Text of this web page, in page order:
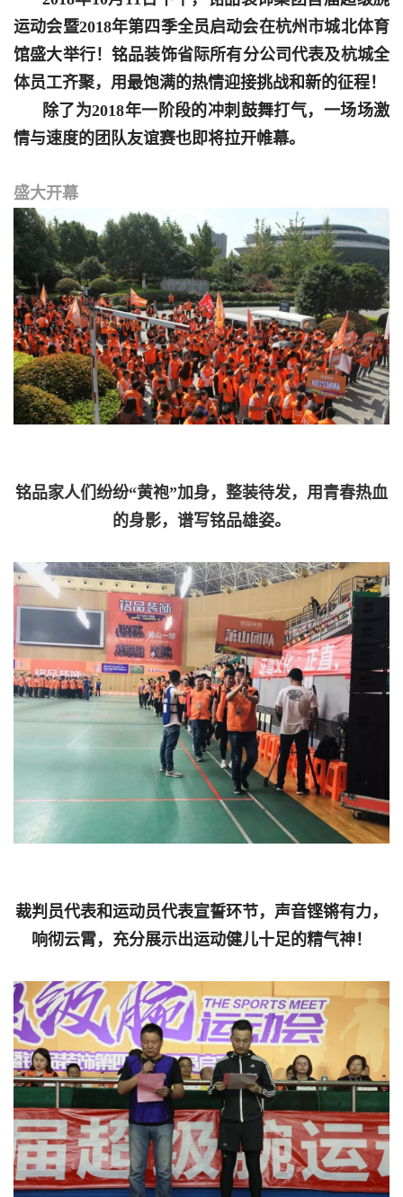
运动会暨2018年第四季全员启动会在杭州市城北体育
馆盛大举行！铭品装饰省际所有分公司代表及杭城全
体员工齐聚，用最饱满的热情迎接挑战和新的征程！
除了为2018年一阶段的冲刺鼓舞打气，一场场激
情与速度的团队友谊赛也即将拉开帷幕。
盛大开幕
铭品家人们纷纷“黄袍”加身，整装待发，用青春热血
的身影，谱写铭品雄姿。
裁判员代表和运动员代表宣誓环节，声音铿锵有力，
响彻云霄，充分展示出运动健儿十足的精气神！